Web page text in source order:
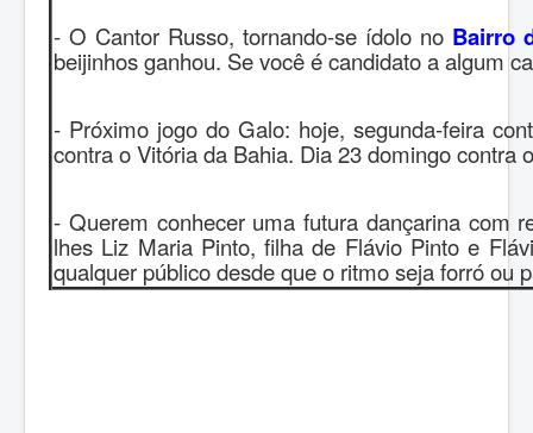
- O Cantor Russo, tornando-se ídolo no Bairro
beijinhos ganhou. Se você é candidato a algum
- Próximo jogo do Galo: hoje, segunda-feira
contra o Vitória da Bahia. Dia 23 domingo contra
- Querem conhecer uma futura dançarina com
lhes Liz Maria Pinto, filha de Flávio Pinto e
qualquer público desde que o ritmo seja forró ou